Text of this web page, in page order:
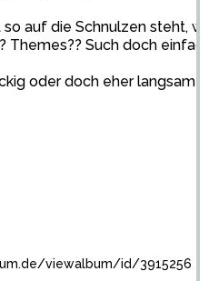
so auf die Schnulzen steht,
Themes?? Such doch
oder doch eher langsam?
viewalbum/id/3915256